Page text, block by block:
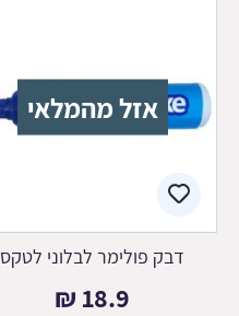
אזל מהמלאי
דבק פולימר לבלוני לטקס
18.9
₪